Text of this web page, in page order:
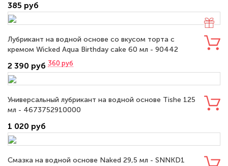
385 руб
Лубрикант на водной основе со вкусом торта с
кремом Wicked Aqua Birthday cake 60 мл - 90442
2 390 руб 360 руб
Универсальный лубрикант на водной основе Tishe 125
мл - 4673752910000
1 020 руб
Смазка на водной основе Naked 29,5 мл - SNNKD1